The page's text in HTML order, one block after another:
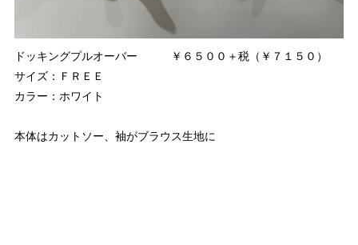
ドッキングプルオーバー ￥６５００＋税（￥７１５０）
サイズ：ＦＲＥＥ
カラー：ホワイト
本体はカットソー、袖がブラウス生地に